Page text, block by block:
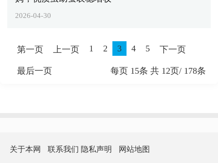
2026-04-30
第一页 上一页 1 2 3 4 5 下一页
最后一页 每页 15条 共 12页/ 178条
关于本网 联系我们 隐私声明 网站地图